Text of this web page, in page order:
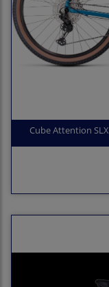
Cube Attention